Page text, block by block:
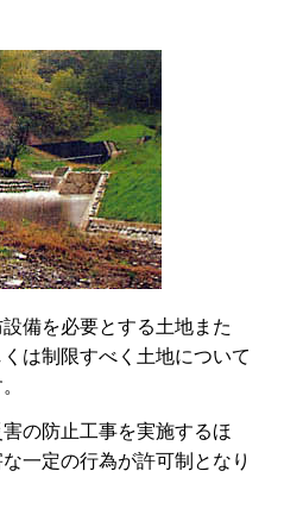
備を必要とする土地また
は制限すべく土地について
の防止工事を実施するほ
一定の行為が許可制となり